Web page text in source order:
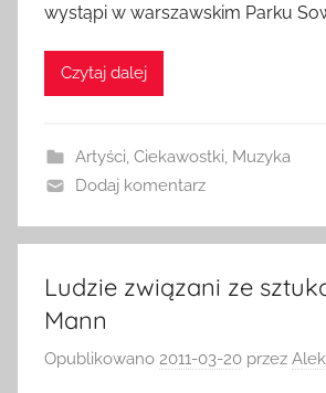
wystąpi w warszawskim Parku
Czytaj dalej
Artyści Ciekawostki Muzyka
Dodaj komentarz
Ludzie związani ze
Mann
Opublikowano 2011-03-20 przez